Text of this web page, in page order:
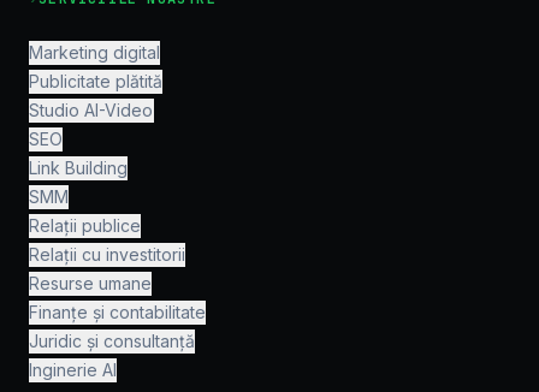
Marketing digital
Publicitate plătită
Studio AI-Video
SEO
Link Building
SMM
Relații publice
Relații cu investitorii
Resurse umane
Finanțe și contabilitate
Juridic și consultanță
Inginerie AI